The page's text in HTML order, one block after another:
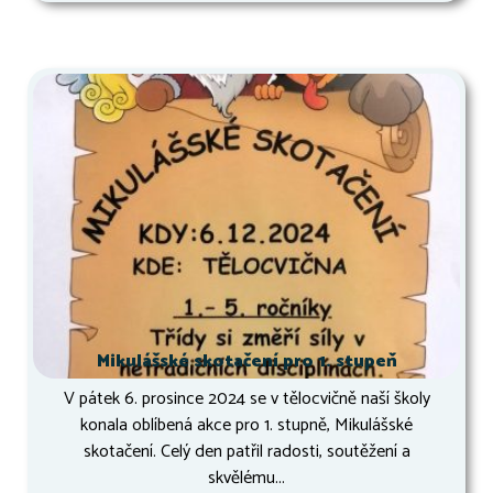
Mikulášské skotačení pro 1. stupeň
V pátek 6. prosince 2024 se v tělocvičně naší školy
konala oblíbená akce pro 1. stupně, Mikulášské
skotačení. Celý den patřil radosti, soutěžení a
skvělému...